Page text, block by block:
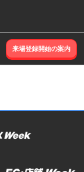
来場登録開始の案内